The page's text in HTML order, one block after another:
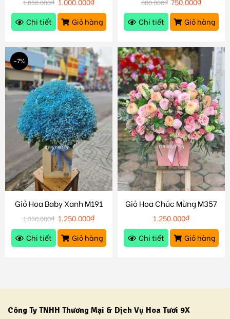
1.050.000₫
Chi tiết
Giỏ hàng
800.000₫
Chi tiết
Giỏ hàng
-7%
Giỏ Hoa Baby Xanh M191
1.350.000₫ 1.250.000₫
Chi tiết
Giỏ hàng
Giỏ Hoa Chúc Mừng M357
1.250.000₫
Chi tiết
Giỏ hàng
Công Ty TNHH Thương Mại & Dịch Vụ Hoa Tươi 9X